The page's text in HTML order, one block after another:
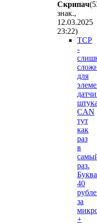
Cкpипaч
знак.,
12.03.2025
23:22)
TCP
-
для
CAN
тут
как
раз
в
раз.
40
за
+